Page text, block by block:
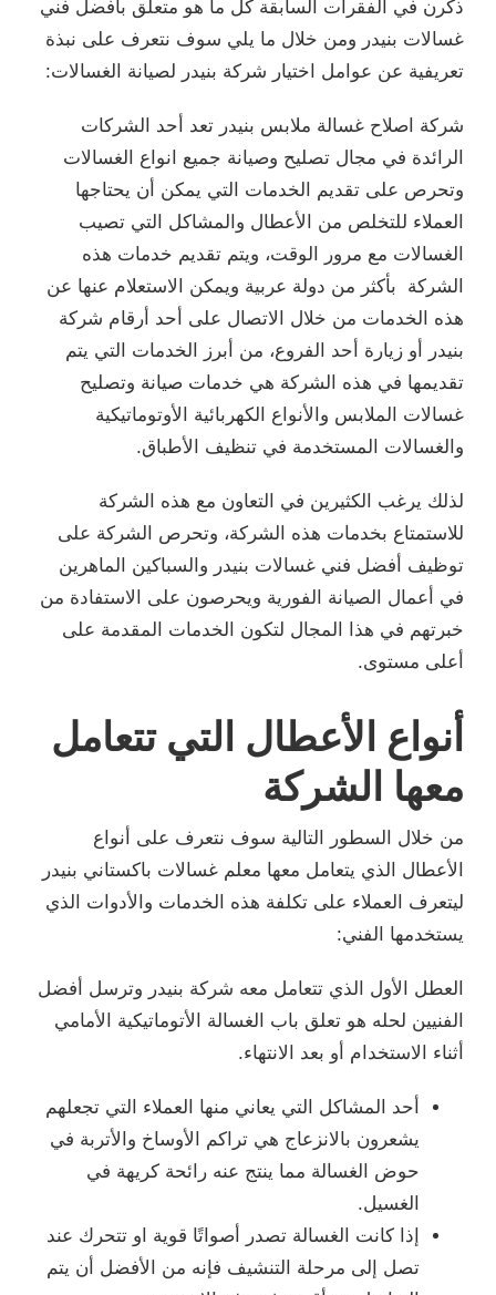
ذكرن في الفقرات السابقة كل ما هو متعلق بأفضل فني
غسالات بنيدر ومن خلال ما يلي سوف نتعرف على نبذة
تعريفية عن عوامل اختيار شركة بنيدر لصيانة الغسالات:
شركة اصلاح غسالة ملابس بنيدر تعد أحد الشركات
الرائدة في مجال تصليح وصيانة جميع انواع الغسالات
وتحرص على تقديم الخدمات التي يمكن أن يحتاجها
العملاء للتخلص من الأعطال والمشاكل التي تصيب
الغسالات مع مرور الوقت، ويتم تقديم خدمات هذه
الشركة بأكثر من دولة عربية ويمكن الاستعلام عنها عن
هذه الخدمات من خلال الاتصال على أحد أرقام شركة
بنيدر أو زيارة أحد الفروع، من أبرز الخدمات التي يتم
تقديمها في هذه الشركة هي خدمات صيانة وتصليح
غسالات الملابس والأنواع الكهربائية الأوتوماتيكية
والغسالات المستخدمة في تنظيف الأطباق.
لذلك يرغب الكثيرين في التعاون مع هذه الشركة
للاستمتاع بخدمات هذه الشركة، وتحرص الشركة على
توظيف أفضل فني غسالات بنيدر والسباكين الماهرين
في أعمال الصيانة الفورية ويحرصون على الاستفادة من
خبرتهم في هذا المجال لتكون الخدمات المقدمة على
أعلى مستوى.
أنواع الأعطال التي تتعامل
معها الشركة
من خلال السطور التالية سوف نتعرف على أنواع
الأعطال الذي يتعامل معها معلم غسالات باكستاني بنيدر
ليتعرف العملاء على تكلفة هذه الخدمات والأدوات الذي
يستخدمها الفني:
العطل الأول الذي تتعامل معه شركة بنيدر وترسل أفضل
الفنيين لحله هو تعلق باب الغسالة الأتوماتيكية الأمامي
أثناء الاستخدام أو بعد الانتهاء.
أحد المشاكل التي يعاني منها العملاء التي تجعلهم
يشعرون بالانزعاج هي تراكم الأوساخ والأتربة في
حوض الغسالة مما ينتج عنه رائحة كريهة في
الغسيل.
إذا كانت الغسالة تصدر أصواتًا قوية او تتحرك عند
تصل إلى مرحلة التنشيف فإنه من الأفضل أن يتم